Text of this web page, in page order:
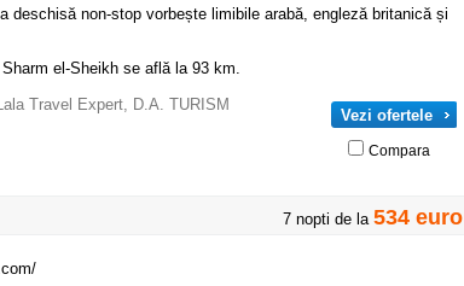
deschisă non-stop vorbește limibile arabă, engleză britanică și
el-Sheikh se află la 93 km.
Vezi ofertele
Compara
Travel Expert, D.A. TURISM
7 nopti de la 534 euro